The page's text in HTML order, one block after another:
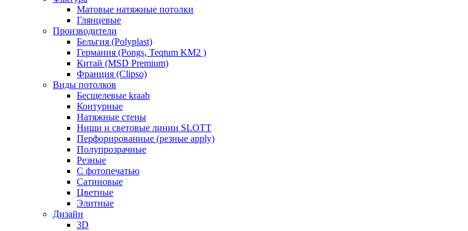
Матовые натяжные потолки
Глянцевые
Производители
Бельгия (Polyplast)
Германия (Pongs, Teqtum KM2 )
Китай (MSD Premium)
Франция (Clipso)
Виды потолков
Бесщелевые kraab
Контурные
Натяжные стены
Ниши и световые линии SLOTT
Перфорированные (резные apply)
Полупрозрачные
Резные
С фотопечатью
Сатиновые
Цветные
Элитные
Дизайн
3D